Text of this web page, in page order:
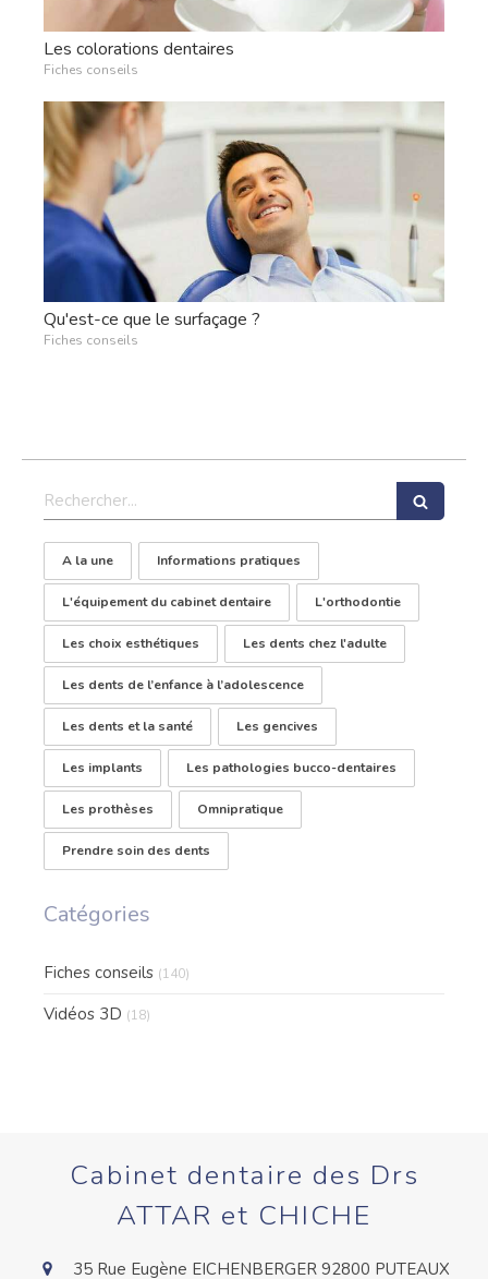
Les colorations dentaires
Fiches conseils
Qu'est-ce que le surfaçage ?
Fiches conseils
Rechercher
A la une Informations pratiques
L'équipement du cabinet dentaire L'orthodontie
Les choix esthétiques Les dents chez l'adulte
Les dents de l’enfance à l’adolescence
Les dents et la santé Les gencives
Les implants Les pathologies bucco-dentaires
Les prothèses Omnipratique
Prendre soin des dents
Catégories
Fiches conseils (140)
Vidéos 3D (18)
Cabinet dentaire des Drs
ATTAR et CHICHE
35 Rue Eugène EICHENBERGER 92800 PUTEAUX